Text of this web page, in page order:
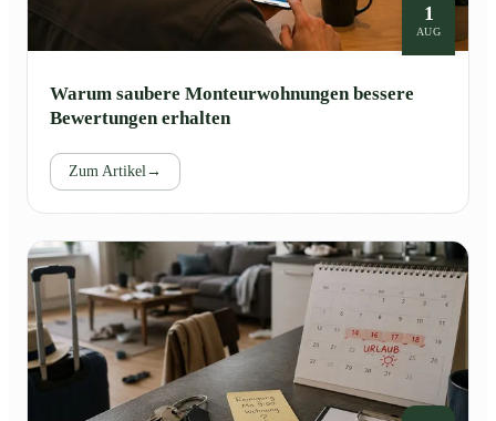
1
AUG
Warum saubere Monteurwohnungen bessere
Bewertungen erhalten
Zum Artikel→